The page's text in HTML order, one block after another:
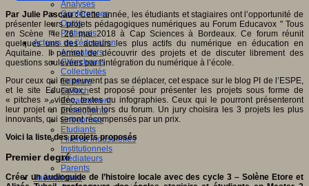
Analyses
Conférences
Outils
Pratiques
Acteurs de l'éducation
Animateurs
Chercheurs
Collectivités
Editeurs
EdTech
Encadrement
Enseignants
Entreprises
Etudiants
Filières industrielles
Institutionnels
Médiateurs
Parents
Thématiques
Par Julie Pascau :Cette année, les étudiants et stagiaires ont l’opportunité de
présenter leurs projets pédagogiques numériques au Forum Educavox " Tous
en Scène !"le 26 mai 2018 à Cap Sciences à Bordeaux. Ce forum réunit
quelques uns des acteurs les plus actifs du numérique en éducation en
Aquitaine. Il permet de découvrir des projets et de discuter librement des
questions soulevées par l’intégration du numérique à l’école.
Pour ceux qui ne peuvent pas se déplacer, cet espace sur le blog PI de l’ESPE,
et le site Educavox, est proposé pour présenter les projets sous forme de
« pitches », vidéo, textes ou infographies. Ceux qui le pourront présenteront
leur projet en présentiel lors du forum. Un jury choisira les 3 projets les plus
innovants, qui seront récompensés par un prix.
Voici la liste des projets proposés
Premier degré
Créer un audioguide de l’histoire locale avec des cycle 3 – Solène Etore et